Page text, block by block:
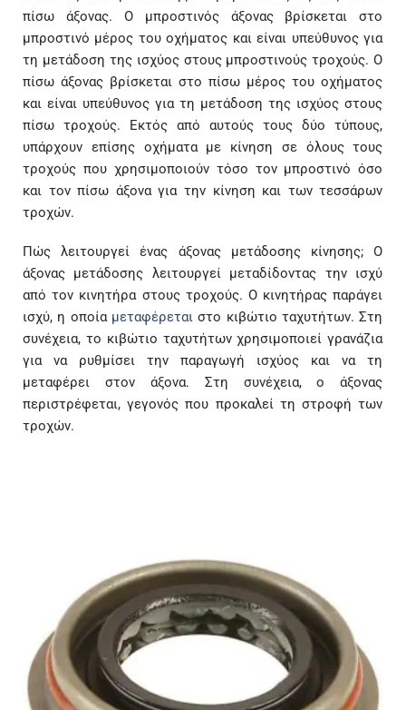
πίσω άξονας. Ο μπροστινός άξονας βρίσκεται στο
μπροστινό μέρος του οχήματος και είναι υπεύθυνος για
τη μετάδοση της ισχύος στους μπροστινούς τροχούς. Ο
πίσω άξονας βρίσκεται στο πίσω μέρος του οχήματος
και είναι υπεύθυνος για τη μετάδοση της ισχύος στους
πίσω τροχούς. Εκτός από αυτούς τους δύο τύπους,
υπάρχουν επίσης οχήματα με κίνηση σε όλους τους
τροχούς που χρησιμοποιούν τόσο τον μπροστινό όσο
και τον πίσω άξονα για την κίνηση και των τεσσάρων
τροχών.
Πώς λειτουργεί ένας άξονας μετάδοσης κίνησης; Ο
άξονας μετάδοσης λειτουργεί μεταδίδοντας την ισχύ
από τον κινητήρα στους τροχούς. Ο κινητήρας παράγει
ισχύ, η οποία μεταφέρεταιστο κιβώτιο ταχυτήτων. Στη
συνέχεια, το κιβώτιο ταχυτήτων χρησιμοποιεί γρανάζια
για να ρυθμίσει την παραγωγή ισχύος και να τη
μεταφέρει στον άξονα. Στη συνέχεια, ο άξονας
περιστρέφεται, γεγονός που προκαλεί τη στροφή των
τροχών.